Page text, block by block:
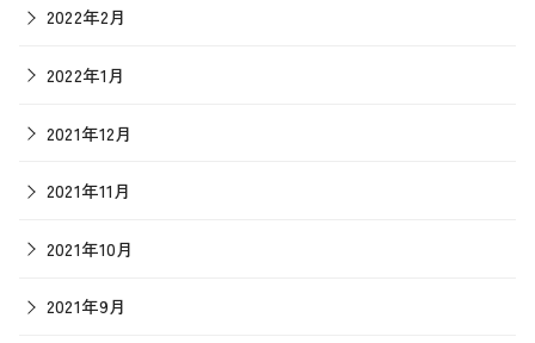
2022年2月
2022年1月
2021年12月
2021年11月
2021年10月
2021年9月